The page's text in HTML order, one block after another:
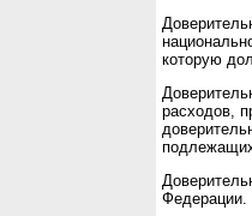
которую
расходов,
Федерации.